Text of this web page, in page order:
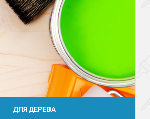
ДЛЯ ДЕРЕВА